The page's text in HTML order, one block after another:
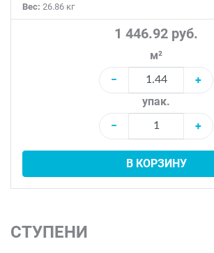
Вес: 26.86 кг
1 446.92 руб.
м²
−
+
упак.
−
+
В КОРЗИНУ
СТУПЕНИ